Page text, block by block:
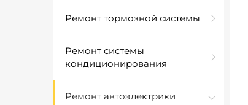
Ремонт тормозной системы
Ремонт системы
кондиционирования
Ремонт автоэлектрики